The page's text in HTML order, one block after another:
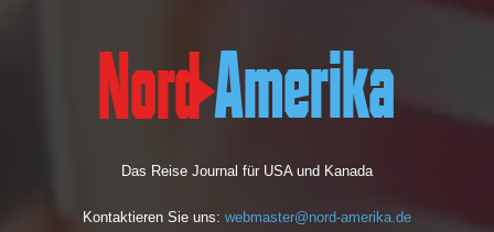
Das Reise Journal für USA und Kanada
Kontaktieren Sie uns: webmaster@nord-amerika.de